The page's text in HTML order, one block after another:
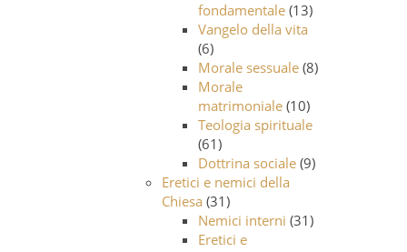
fondamentale(13)
Vangelo della vita
(6)
Morale sessuale(8)
Morale
matrimoniale(10)
Teologia spirituale
(61)
Dottrina sociale(9)
Eretici e nemici della
Chiesa (31)
Nemici interni (31)
Eretici e